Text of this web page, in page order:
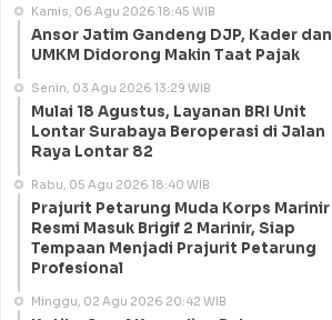
Kamis, 06 Agu 2026 18:45 WIB
Ansor Jatim Gandeng DJP, Kader dan
UMKM Didorong Makin Taat Pajak
Senin, 03 Agu 2026 13:29 WIB
Mulai 18 Agustus, Layanan BRI Unit
Lontar Surabaya Beroperasi di Jalan
Raya Lontar 82
Rabu, 05 Agu 2026 18:40 WIB
Prajurit Petarung Muda Korps Marinir
Resmi Masuk Brigif 2 Marinir, Siap
Tempaan Menjadi Prajurit Petarung
Profesional
Minggu, 02 Agu 2026 20:42 WIB